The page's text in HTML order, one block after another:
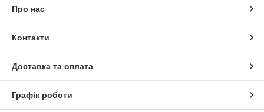
Про нас
Контакти
Доставка та оплата
Графік роботи